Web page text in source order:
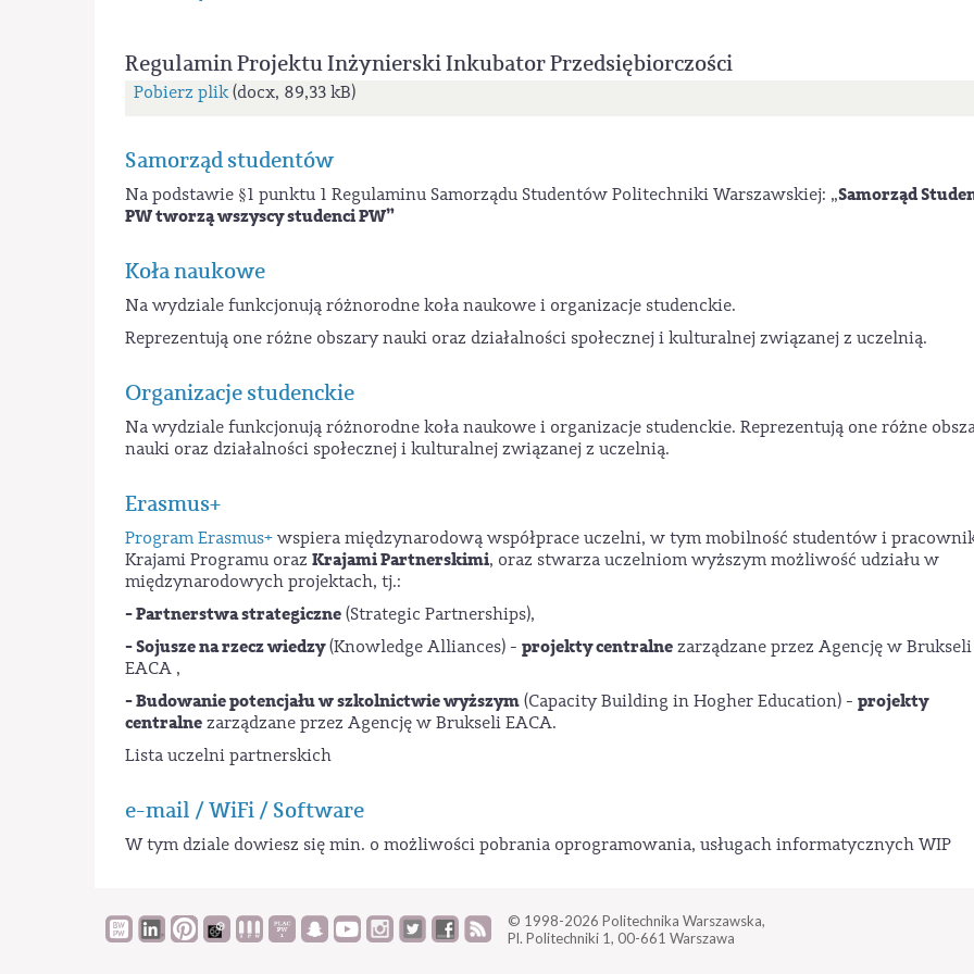
Regulamin Projektu Inżynierski Inkubator Przedsiębiorczości
Pobierz plik(docx, 89,33 kB)
Samorząd studentów
Na podstawie §1 punktu 1 Regulaminu Samorządu Studentów Politechniki Warszawskiej: „Samorząd
PW tworzą wszyscy studenci PW”
Koła naukowe
Na wydziale funkcjonują różnorodne koła naukowe i organizacje studenckie.
Reprezentują one różne obszary nauki oraz działalności społecznej i kulturalnej związanej z uczelnią.
Organizacje studenckie
Na wydziale funkcjonują różnorodne koła naukowe i organizacje studenckie. Reprezentują one różne
nauki oraz działalności społecznej i kulturalnej związanej z uczelnią.
Erasmus+
Program Erasmus+ wspiera międzynarodową współprace uczelni, w tym mobilność studentów i
Krajami Programu oraz Krajami Partnerskimi, oraz stwarza uczelniom wyższym możliwość udziału w
międzynarodowych projektach, tj.:
- Partnerstwa strategiczne (Strategic Partnerships),
- Sojusze na rzecz wiedzy(Knowledge Alliances) - projekty centralne zarządzane przez Agencję w Brukseli
EACA ,
- Budowanie potencjału w szkolnictwie wyższym (Capacity Building in Hogher Education) - projekty
centralne zarządzane przez Agencję w Brukseli EACA.
Lista uczelni partnerskich
e-mail / WiFi / Software
W tym dziale dowiesz się min. o możliwości pobrania oprogramowania, usługach informatycznych WIP
© 1998-2026 Politechnika Warszawska,
Pl. Politechniki 1, 00-661 Warszawa